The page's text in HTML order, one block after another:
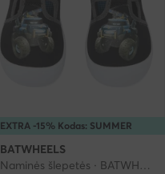
EXTRA -15% Kodas: SUMMER
BATWHEELS
Naminės šlepetės · BATWHEELS · Juoda